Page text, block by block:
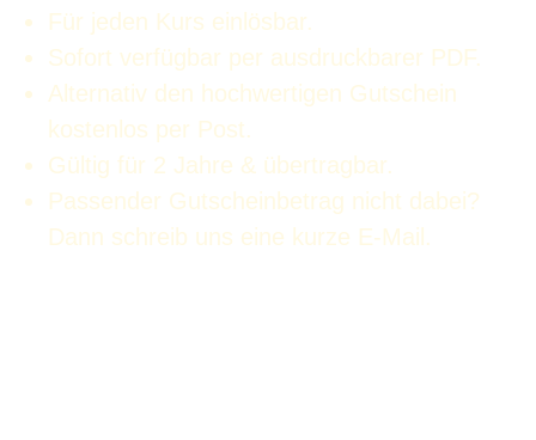
Für jeden Kurs einlösbar.
Sofort verfügbar per ausdruckbarer PDF.
Alternativ den hochwertigen Gutschein
kostenlos per Post.
Gültig für 2 Jahre & übertragbar.
Passender Gutscheinbetrag nicht dabei?
Dann schreib uns eine kurze E-Mail.